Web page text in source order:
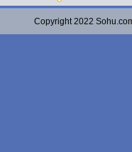
Copyright 2022